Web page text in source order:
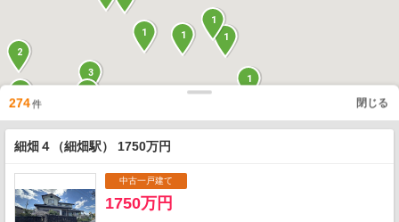
2
2
3
1
3
1
1
2
1
1
1
274件 閉じる
細畑４（細畑駅） 1750万円
中古一戸建て
1750万円